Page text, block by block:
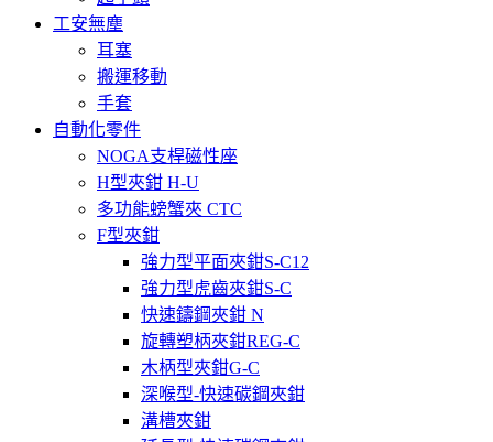
工安無塵
耳塞
搬運移動
手套
自動化零件
NOGA支桿磁性座
H型夾鉗 H-U
多功能螃蟹夾 CTC
F型夾鉗
強力型平面夾鉗S-C12
強力型虎齒夾鉗S-C
快速鑄鋼夾鉗 N
旋轉塑柄夾鉗REG-C
木柄型夾鉗G-C
深喉型-快速碳鋼夾鉗
溝槽夾鉗